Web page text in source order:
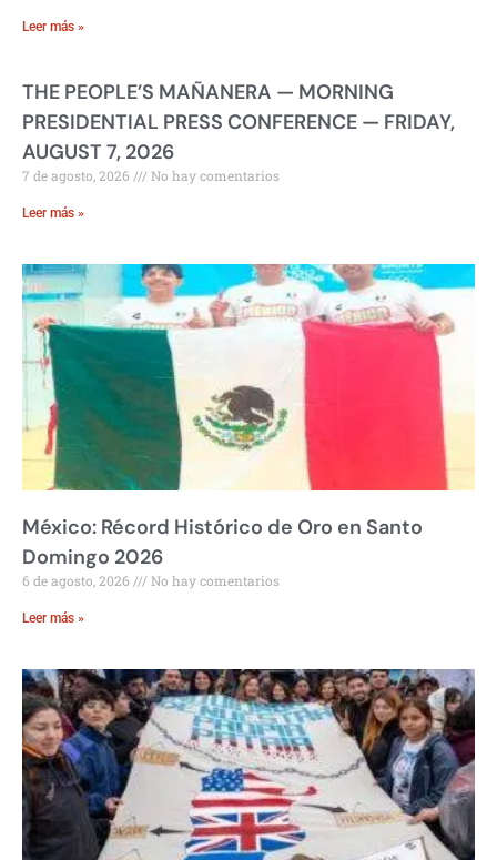
Leer más »
THE PEOPLE’S MAÑANERA — MORNING
PRESIDENTIAL PRESS CONFERENCE — FRIDAY,
AUGUST 7, 2026
7 de agosto, 2026 No hay comentarios
Leer más »
México: Récord Histórico de Oro en Santo
Domingo 2026
6 de agosto, 2026 No hay comentarios
Leer más »